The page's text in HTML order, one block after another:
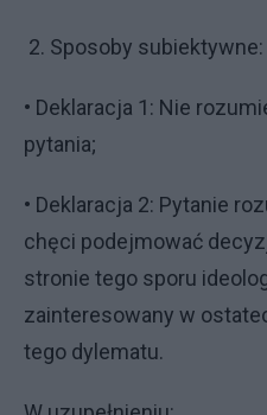
2. Sposoby subiektywne:
• Deklaracja 1: Nie
pytania;
• Deklaracja 2: Pytanie
chęci podejmować
stronie tego sporu
zainteresowany w
tego dylematu.